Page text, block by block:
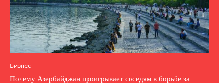
Бизнес
Почему Азербайджан проигрывает соседям в борьбе за